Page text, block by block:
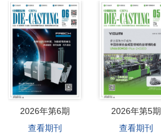
2026年第6期
查看期刊
2026年第5期
查看期刊